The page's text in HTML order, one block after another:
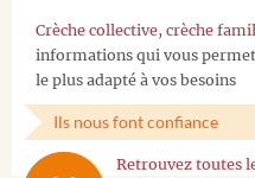
Crèche collective, crèche
informations qui vous
le plus adapté à vos besoins
Ils nous font confiance
Retrouvez toutes